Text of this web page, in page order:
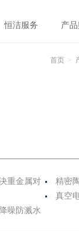
恒洁服务 产
首页
重金属对
精密
真空
噪防溅水